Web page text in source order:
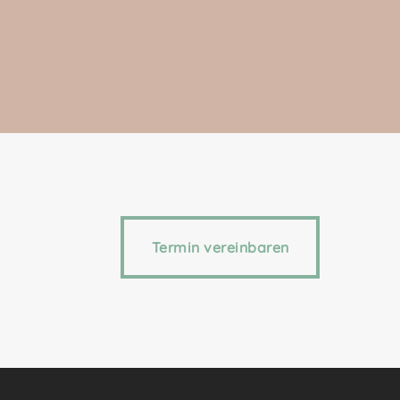
Termin vereinbaren
Termin vereinbaren